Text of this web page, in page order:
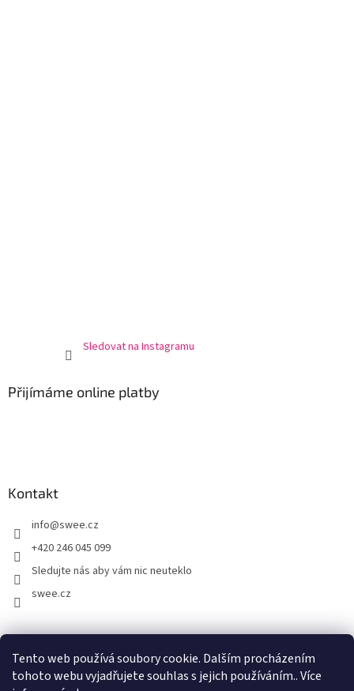
Tento web používá soubory cookie. Dalším procházením
tohoto webu vyjadřujete souhlas s jejich používáním.. Více
Sledovat na Instagramu
Přijímáme online platby
Kontakt
info@swee.cz
+420 246 045 099
Sledujte nás aby vám nic neuteklo
swee.cz